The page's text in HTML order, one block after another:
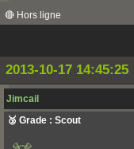
🔴 Hors ligne
2013-10-17 14:45:25
Jimcail
🥉 Grade : Scout